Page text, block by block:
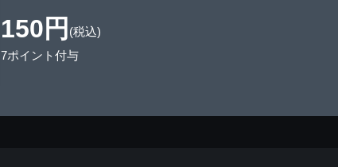
150円 (税込)
7ポイント付与